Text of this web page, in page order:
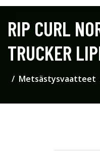
RIP CURL
TRUCKER
Metsästysvaatteet